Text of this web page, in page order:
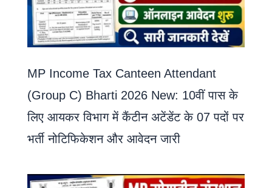
MP Income Tax Canteen Attendant
(Group C) Bharti 2026 New: 10वीं पास के
लिए आयकर विभाग में कैंटीन अटेंडेंट के 07 पदों पर
भर्ती नोटिफिकेशन और आवेदन जारी